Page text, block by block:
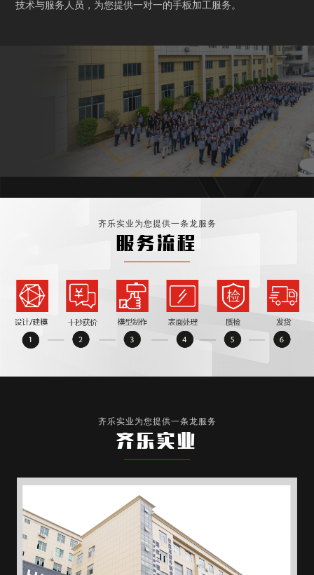
技术与服务人员，为您提供一对一的手板加工服务。
齐乐实业为您提供一条龙服务
服务流程
齐乐实业为您提供一条龙服务
齐乐实业